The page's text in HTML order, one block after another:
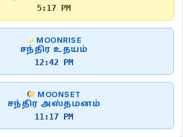
5:17 PM
MOONRISE
சந்திர உதயம்
12:42 PM
MOONSET
சந்திர அஸ்தமனம்
11:17 PM